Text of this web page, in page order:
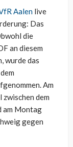
Aalen live
Das
die
an diesem
wurde das
Am
dem
am Montag
gegen